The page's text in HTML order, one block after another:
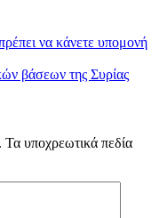
να κάνετε υπομονή
βάσεων της Συρίας
Τα υποχρεωτικά πεδία